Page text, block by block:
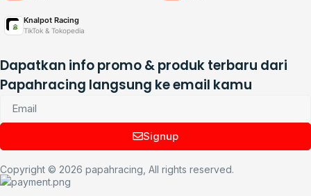
Knalpot Racing
TikTok & Tokopedia
Dapatkan info promo & produk terbaru dari
Papahracing langsung ke email kamu
Signup
Copyright © 2026 papahracing, All rights reserved.